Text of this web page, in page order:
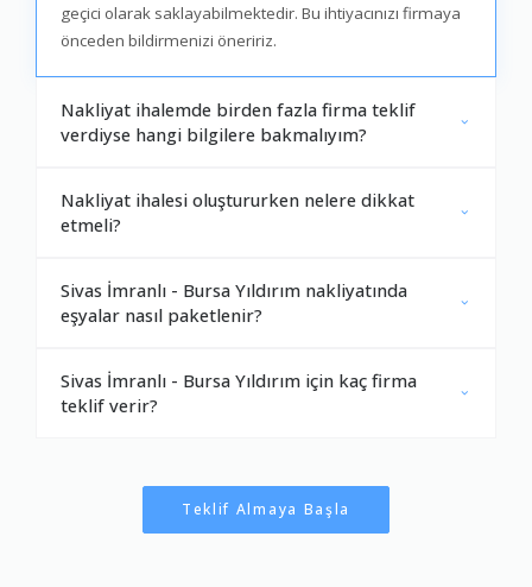
geçici olarak saklayabilmektedir. Bu ihtiyacınızı firmaya
önceden bildirmenizi öneririz.
Nakliyat ihalemde birden fazla firma teklif
verdiyse hangi bilgilere bakmalıyım?
Nakliyat ihalesi oluştururken nelere dikkat
etmeli?
Sivas İmranlı - Bursa Yıldırım nakliyatında
eşyalar nasıl paketlenir?
Sivas İmranlı - Bursa Yıldırım için kaç firma
teklif verir?
Teklif Almaya Başla